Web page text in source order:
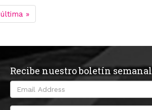
última »
Recibe nuestro boletín semanal